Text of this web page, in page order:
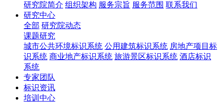
研究院简介 组织架构 服务宗旨 服务范围 联系我们
研究中心
全部 研究院动态
课题研究
城市公共环境标识系统 公用建筑标识系统 房地产项目标
识系统 商业地产标识系统 旅游景区标识系统 酒店标识
系统
专家团队
标识资讯
培训中心